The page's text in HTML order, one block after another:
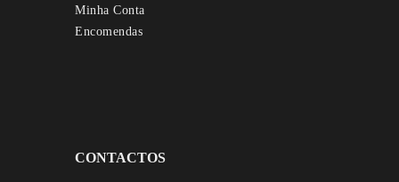
Minha Conta
Encomendas
CONTACTOS